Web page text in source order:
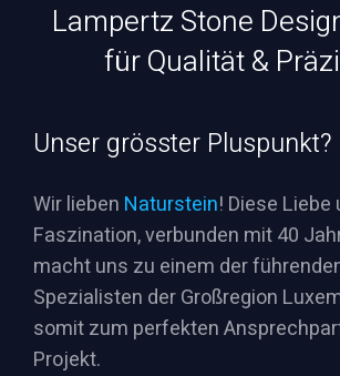
Lampertz Stone
für Qualität &
Unser grösster Pluspunkt?
Wir lieben Naturstein! Diese Liebe
Faszination, verbunden mit 40
macht uns zu einem der
Spezialisten der Großregion
somit zum perfekten
Projekt.